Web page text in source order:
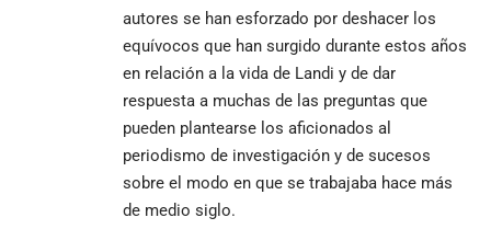
autores se han esforzado por deshacer los
equívocos que han surgido durante estos años
en relación a la vida de Landi y de dar
respuesta a muchas de las preguntas que
pueden plantearse los aficionados al
periodismo de investigación y de sucesos
sobre el modo en que se trabajaba hace más
de medio siglo.